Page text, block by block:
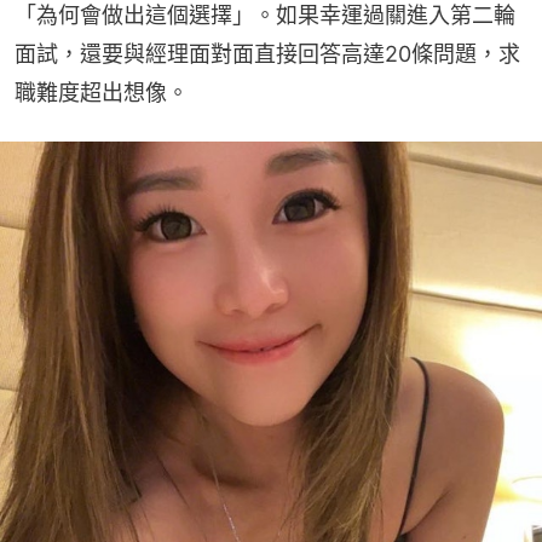
「為何會做出這個選擇」。如果幸運過關進入第二輪
面試，還要與經理面對面直接回答高達20條問題，求
職難度超出想像。